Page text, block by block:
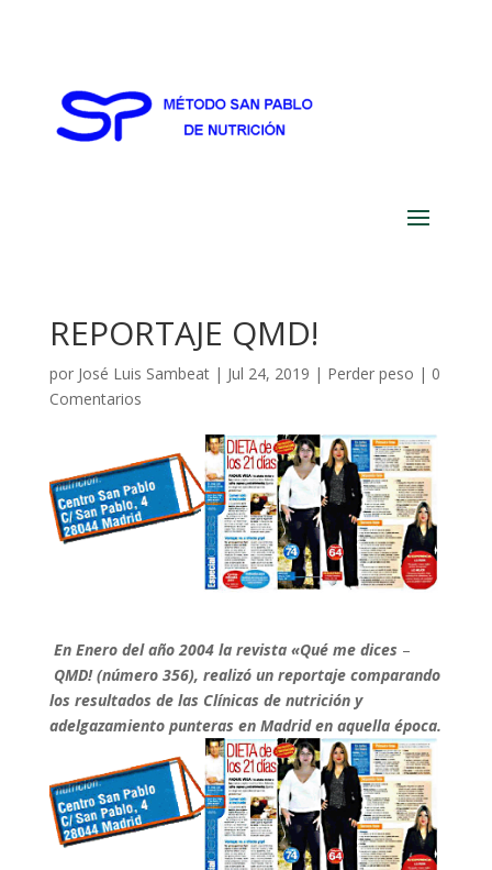
REPORTAJE QMD!
por José Luis Sambeat| Jul 24, 2019 | Perder peso | 0
Comentarios
En Enero del año 2004 la revista «Qué me dices –
QMD! (número 356), realizó un reportaje comparando
los resultados de las Clínicas de nutrición y
adelgazamiento punteras en Madrid en aquella época.